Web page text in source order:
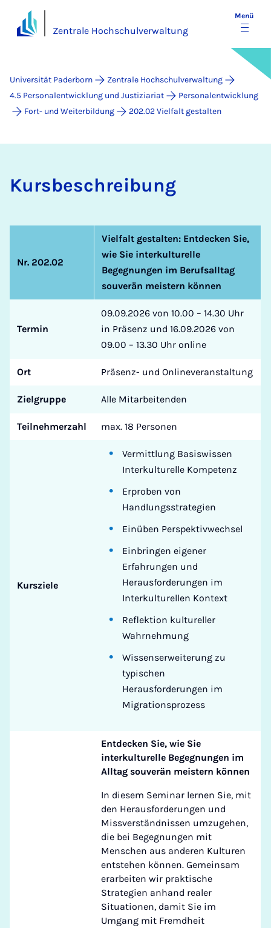
Zentrale Hochschulverwaltung
Menü
Universität Paderborn
Zentrale Hochschulverwaltung
4.5 Personalentwicklung und Justiziariat
Personalentwicklung
Fort- und Weiterbildung
202.02 Vielfalt gestalten
Kurs­be­schrei­bung
Nr. 202.02
Vielfalt gestalten: Entdecken Sie,
wie Sie interkulturelle
Begegnungen im Berufsalltag
souverän meistern können
Termin
09.09.2026 von 10.00 – 14.30 Uhr
in Präsenz und 16.09.2026 von
09.00 – 13.30 Uhr online
Ort Präsenz- und Onlineveranstaltung
Zielgruppe Alle Mitarbeitenden
Teilnehmerzahl max. 18 Personen
Kursziele
Vermittlung Basiswissen
Interkulturelle Kompetenz
Erproben von
Handlungsstrategien
Einüben Perspektivwechsel
Einbringen eigener
Erfahrungen und
Herausforderungen im
Interkulturellen Kontext
Reflektion kultureller
Wahrnehmung
Wissenserweiterung zu
typischen
Herausforderungen im
Migrationsprozess
Entdecken Sie, wie Sie
interkulturelle Begegnungen im
Alltag souverän meistern können
In diesem Seminar lernen Sie, mit
den Herausforderungen und
Missverständnissen umzugehen,
die bei Begegnungen mit
Menschen aus anderen Kulturen
entstehen können. Gemeinsam
erarbeiten wir praktische
Strategien anhand realer
Situationen, damit Sie im
Umgang mit Fremdheit